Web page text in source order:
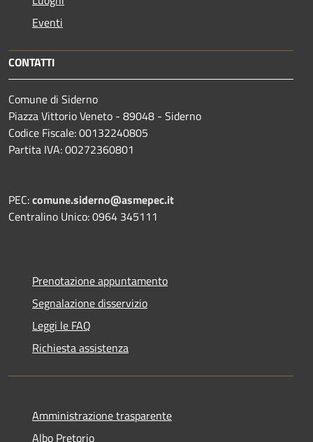
Eventi
CONTATTI
Comune di Siderno
Piazza Vittorio Veneto - 89048 - Siderno
Codice Fiscale: 00132240805
Partita IVA: 00272360801
PEC:comune.siderno@asmepec.it
Centralino Unico: 0964 345111
Prenotazione appuntamento
Segnalazione disservizio
Leggi le FAQ
Richiesta assistenza
Amministrazione trasparente
Albo Pretorio